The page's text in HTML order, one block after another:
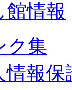
館情報
ク集
情報